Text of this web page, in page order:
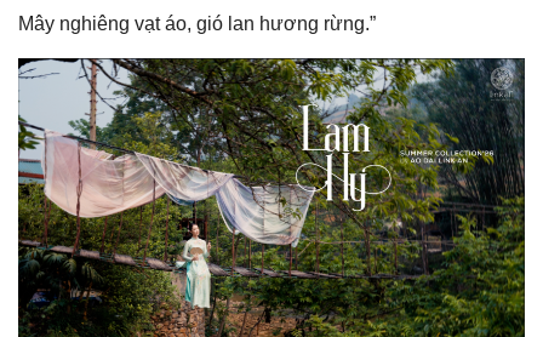
Mây nghiêng vạt áo, gió lan hương rừng.”